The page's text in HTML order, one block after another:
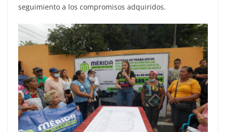
seguimiento a los compromisos adquiridos.